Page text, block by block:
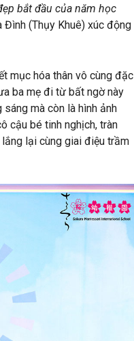
bắt đầu của năm học
Đình (Thụy Khuê) xúc động
mục hóa thân vô cùng đặc
ba mẹ đi từ bất ngờ này
mà còn là hình ảnh
cậu bé tinh nghịch, tràn
lại cùng giai điệu trầm